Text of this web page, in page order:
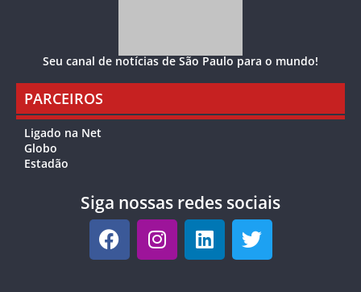
Seu canal de notícias de São Paulo para o mundo!
PARCEIROS
Ligado na Net
Globo
Estadão
Siga nossas redes sociais